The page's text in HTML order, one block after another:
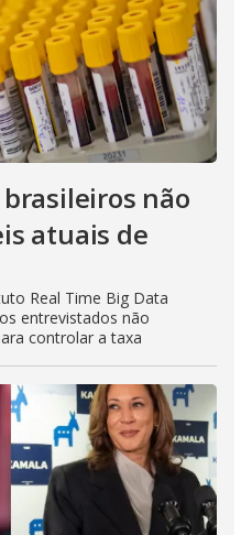
não
atuais de
Real Time Big Data
entrevistados não
controlar a taxa